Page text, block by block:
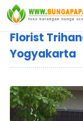
Florist
Yogyakarta